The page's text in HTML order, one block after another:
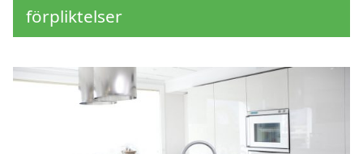
förpliktelser